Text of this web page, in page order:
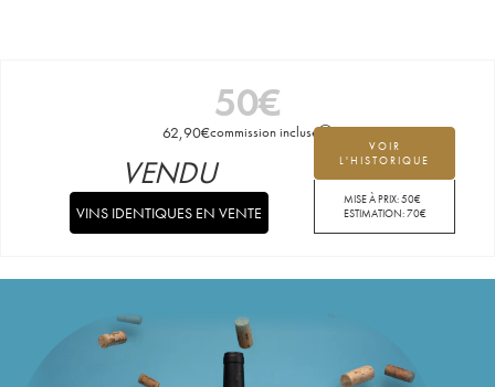
50€
62,90€commission incluse
VOIR
L'HISTORIQUE
MISE À PRIX:50€
ESTIMATION:70€
VENDU
VINS IDENTIQUES EN VENTE